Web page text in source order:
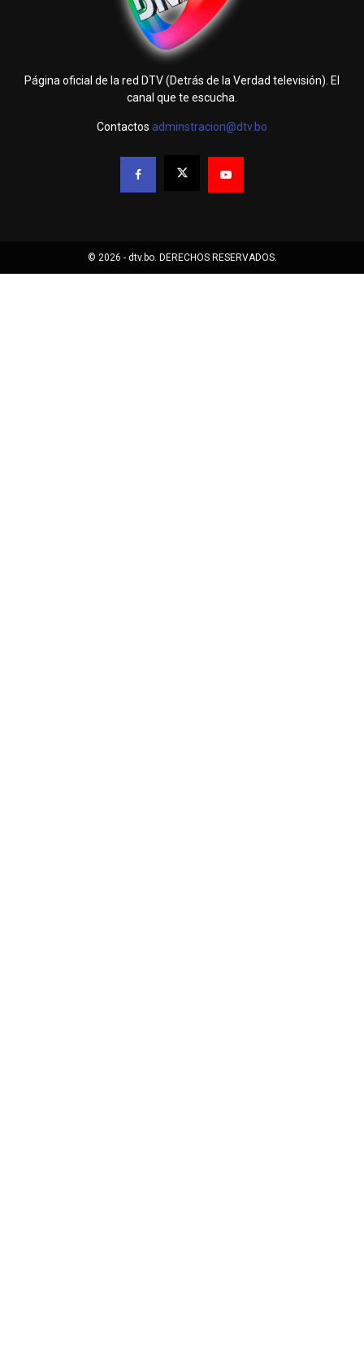
Página oficial de la red DTV (Detrás de la Verdad televisión). El
canal que te escucha.
Contactos adminstracion@dtv.bo
© 2026 - dtv.bo. DERECHOS RESERVADOS.